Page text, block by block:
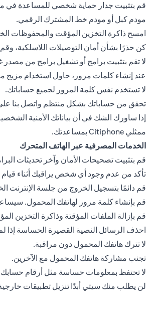
قم بتثبيت جدار حماية شخصي للمساعدة في
مودم كبل أو مودم خط المشترك الرقمي.
امسح ذاكرة التخزين المؤقت والمحفوظات
كن حذرًا بشأن أمان التوصيلات اللاسلكية،
لا تقم بتثبيت برامج أو تشغيل برامج من
عند إنشاء كلمات مرور، حاول استخدام مزيج
لا تستخدم نفس كلمة المرور لجميع حساباتك.
تحقق من حساباتك بشكل منتظم واتصل بنا
ممثلي Citiphone بمساعدتك.
الخدمات المصرفية عبر الهاتف المتحرك
قم بتثبيت تصحيحات الأمان وآخر تحديثات
تأكد من عدم وجود أي شخص يراقبك أثناء
قم دائمًا بتسجيل الخروج من جلسة الإنترنت
قم بإنشاء كلمة مرور لهاتفك المحمول.
قم بإزالة الملفات المؤقتة وذاكرة
احذف الرسائل النصية القصيرة الحساسة إذا
لا تترك هاتفك المحمول دون مراقبة.
تجنب مشاركة هاتفك المحمول مع الآخرين.
لا تحتفظ بمعلومات حساسة مثل أرقام
لن يطلب منك سيتي أبدًا تنزيل تطبيقات